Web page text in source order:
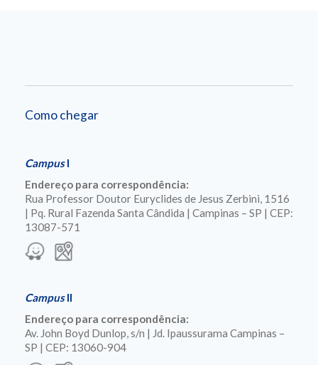
Como chegar
CampusI
Endereço para correspondência:
Rua Professor Doutor Euryclides de Jesus Zerbini, 1516
| Pq. Rural Fazenda Santa Cândida | Campinas – SP | CEP:
13087-571
CampusII
Endereço para correspondência:
Av. John Boyd Dunlop, s/n | Jd. Ipaussurama Campinas –
SP | CEP: 13060-904